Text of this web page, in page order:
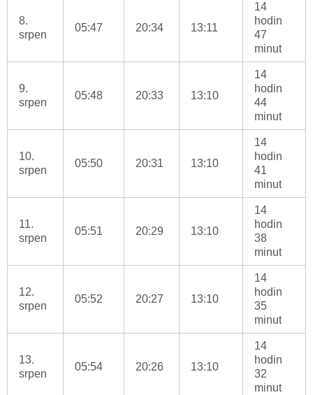
8.
srpen
05:47 20:34 13:11
14
hodin
47
minut
9.
srpen
05:48 20:33 13:10
14
hodin
44
minut
10.
srpen
05:50 20:31 13:10
14
hodin
41
minut
11.
srpen
05:51 20:29 13:10
14
hodin
38
minut
12.
srpen
05:52 20:27 13:10
14
hodin
35
minut
13.
srpen
05:54 20:26 13:10
14
hodin
32
minut